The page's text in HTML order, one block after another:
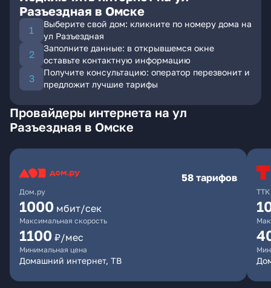
Разъездная в Омске
Выберите свой дом: кликните по номеру дома на
ул Разъездная
Заполните данные: в открывшемся окне
оставьте контактную информацию
Получите консультацию: оператор перезвонит и
предложит лучшие тарифы
Провайдеры интернета на ул
Разъездная в Омске
Дом.ру
58 тарифов
1000 мбит/сек
Максимальная скорость
1100 ₽/мес
Минимальная цена
Домашний интернет, ТВ
ТТК